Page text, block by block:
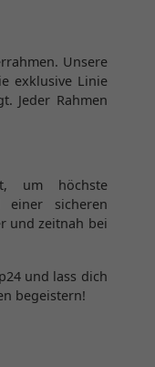
Unsere
exklusive Linie
Jeder Rahmen
um höchste
einer sicheren
und zeitnah bei
und lass dich
begeistern!